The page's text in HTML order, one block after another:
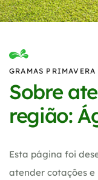
GRAMAS PRIMAVERA
Sobre
região:
Esta página foi
atender cotações